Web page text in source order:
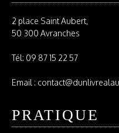
2 place Saint Aubert,
50 300 Avranches
Tél: 09 87 15 22 57
Email :
PRATIQUE